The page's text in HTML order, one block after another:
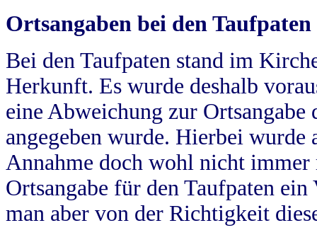
Ortsangaben bei den Taufpaten
Bei den Taufpaten stand im
Herkunft. Es wurde deshalb
eine Abweichung zur
angegeben wurde. Hierbei wurde
Annahme doch wohl nicht
Ortsangabe für den Taufpaten
man aber von der Richtigkeit